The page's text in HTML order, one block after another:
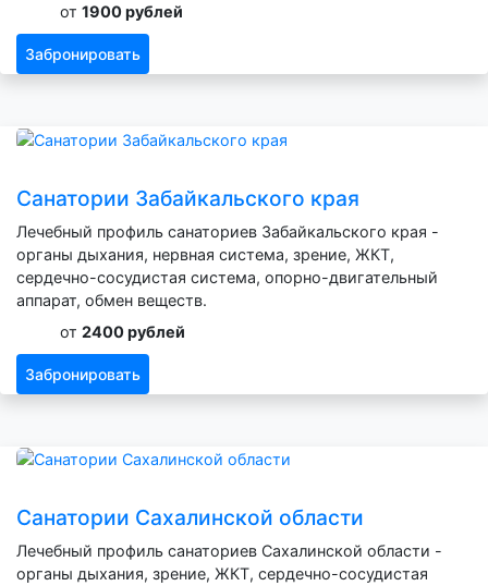
от 1900 рублей
Забронировать
Санатории Забайкальского края
Лечебный профиль санаториев Забайкальского края -
органы дыхания, нервная система, зрение, ЖКТ,
сердечно-сосудистая система, опорно-двигательный
аппарат, обмен веществ.
от 2400 рублей
Забронировать
Санатории Сахалинской области
Лечебный профиль санаториев Сахалинской области -
органы дыхания, зрение, ЖКТ, сердечно-сосудистая